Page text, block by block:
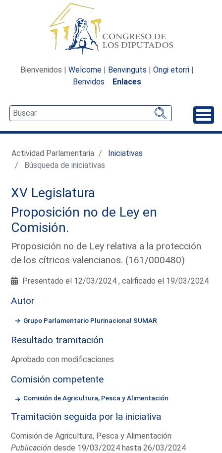
Bienvenidos | Welcome | Benvinguts | Ongi etorri |
Benvidos
Enlaces
Actividad Parlamentaria
Iniciativas
Búsqueda de iniciativas
XV Legislatura
Proposición no de Ley en
Comisión.
Proposición no de Ley relativa a la protección
de los cítricos valencianos. (161/000480)
Presentado el 12/03/2024 , calificado el 19/03/2024
Autor
Grupo Parlamentario Plurinacional SUMAR
Resultado tramitación
Aprobado con modificaciones
Comisión competente
Comisión de Agricultura, Pesca y Alimentación
Tramitación seguida por la iniciativa
Comisión de Agricultura, Pesca y Alimentación
Publicación desde 19/03/2024 hasta 26/03/2024